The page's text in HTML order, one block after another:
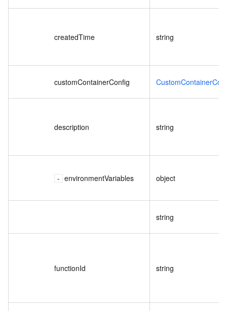
createdTime string
customContainerConfig
description string
environmentVariables object
string
functionId string